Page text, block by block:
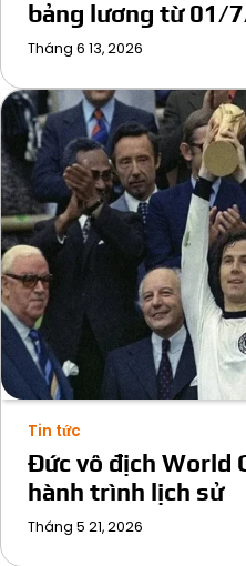
bảng lương từ 01/
Tháng 6 13, 2026
Tin tức
Đức vô địch World
hành trình lịch sử
Tháng 5 21, 2026